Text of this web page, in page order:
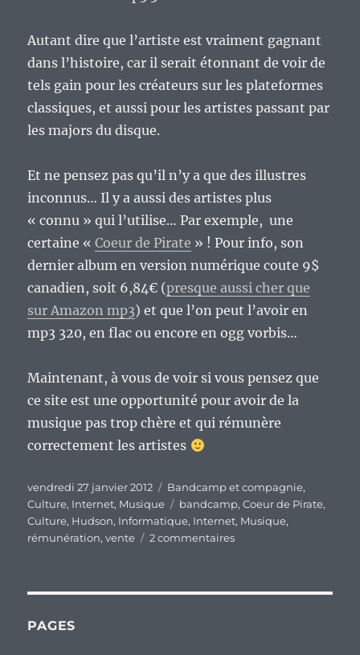
Autant dire que l’artiste est vraiment gagnant
dans l’histoire, car il serait étonnant de voir de
tels gain pour les créateurs sur les plateformes
classiques, et aussi pour les artistes passant par
les majors du disque.
Et ne pensez pas qu’il n’y a que des illustres
inconnus… Il y a aussi des artistes plus
« connu » qui l’utilise… Par exemple, une
certaine «Coeur de Pirate » ! Pour info, son
dernier album en version numérique coute 9$
canadien, soit 6,84€ (presque aussi cher que
sur Amazon mp3) et que l’on peut l’avoir en
mp3 320, en flac ou encore en ogg vorbis…
Maintenant, à vous de voir si vous pensez que
ce site est une opportunité pour avoir de la
musique pas trop chère et qui rémunère
correctement les artistes
Publié
le
vendredi 27 janvier 2012 Catégories
Bandcamp et compagnie,
Culture, Internet, Musique Étiquettes
bandcamp,Coeur de Pirate,
Culture, Hudson, Informatique, Internet, Musique,
rémunération,vente 2 commentairessur
PAGES